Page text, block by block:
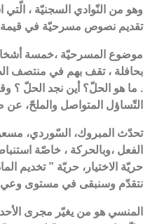
وهو من النّوادي السجنيّة ،
تقديم نصوص مسرحيّة في قيمة
موضوع المسرحيّة ،خمسة
بحافلة ، تقف بهم في منتصف
. ما هو الحلّ؟ أين نجد الحلّ ؟
التّساؤل المتواصل والملحّ،
تحدّث المبروك، السّوردي،
الفعل ،وبالحركة ، خاصّة
حريّة الاختيار، حريّة ” تخديم
نتقدّم وسنبقى في مستوى
المنسي هو من يغيّر مجرى